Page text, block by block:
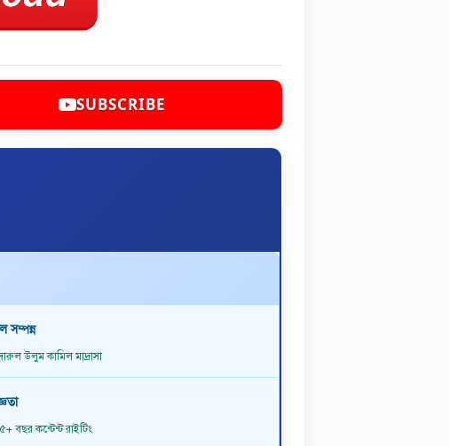
SUBSCRIBE
সম্পন্ন
উলুম কামিল মাদ্রাসা
বছর কন্টেন্ট রাইটিং